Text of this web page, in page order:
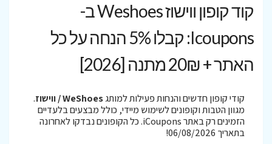
קוד קופון ווישוז Weshoes ב-
Icoupons: קבלו 5% הנחה על כל
האתר + 20₪ מתנה [2026]
קודי קופון חדשים והנחות פעילות למותגWeShoes / ווישוז
.
מגוון הטבות וקופונים לשימוש מיידי, כולל מבצעים בלעדיים
הזמינים רק באתר iCoupons. כל הקופונים נבדקו לאחרונה
בתאריך 06/08/2026!